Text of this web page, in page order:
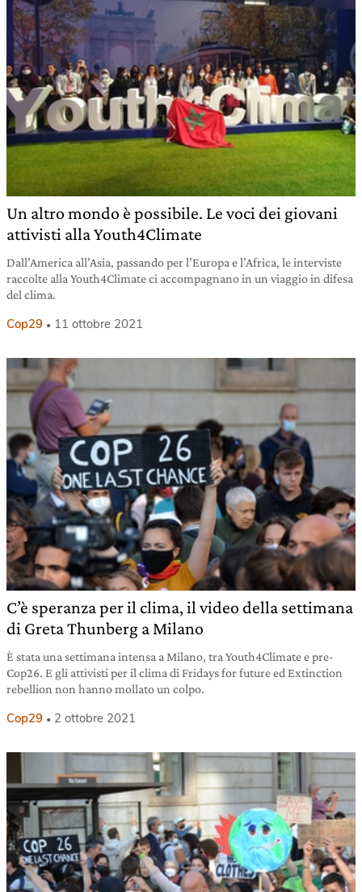
Un altro mondo è possibile. Le voci dei giovani
attivisti alla Youth4Climate
Dall’America all’Asia, passando per l’Europa e l’Africa, le interviste
raccolte alla Youth4Climate ci accompagnano in un viaggio in difesa
del clima.
Cop29 11 ottobre 2021
C’è speranza per il clima, il video della settimana
di Greta Thunberg a Milano
È stata una settimana intensa a Milano, tra Youth4Climate e pre-
Cop26. E gli attivisti per il clima di Fridays for future ed Extinction
rebellion non hanno mollato un colpo.
Cop29 2 ottobre 2021